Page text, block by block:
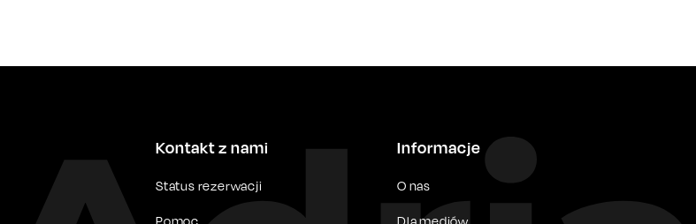
Kontakt z nami
Status rezerwacji
Informacje
O nas